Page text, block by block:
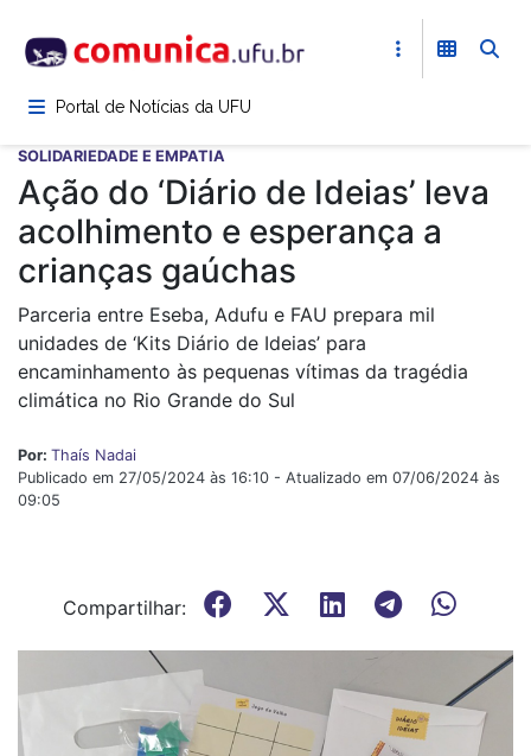
para
conteúdoPortal de Notícias da UFU
SOLIDARIEDADE E EMPATIA
Ação do ‘Diário de Ideias’ leva
acolhimento e esperança a
crianças gaúchas
Parceria entre Eseba, Adufu e FAU prepara mil
unidades de ‘Kits Diário de Ideias’ para
encaminhamento às pequenas vítimas da tragédia
climática no Rio Grande do Sul
Por: Thaís Nadai
Publicado em 27/05/2024 às 16:10 - Atualizado em 07/06/2024 às
09:05
Compartilhar: